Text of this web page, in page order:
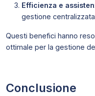
Efficienza e
gestione
Questi benefici hanno
ottimale per la gestione
Conclusione